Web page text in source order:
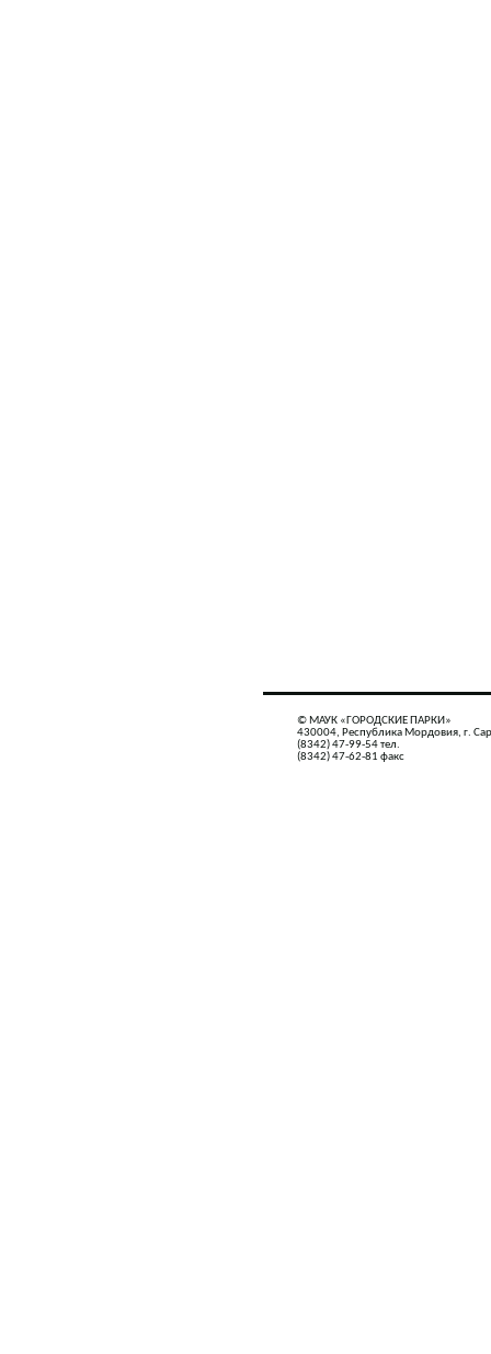
© МАУК «ГОРОДСКИЕ ПАРКИ»
430004, Республика Мордовия, г.
(8342) 47-99-54 тел.
(8342) 47-62-81 факс